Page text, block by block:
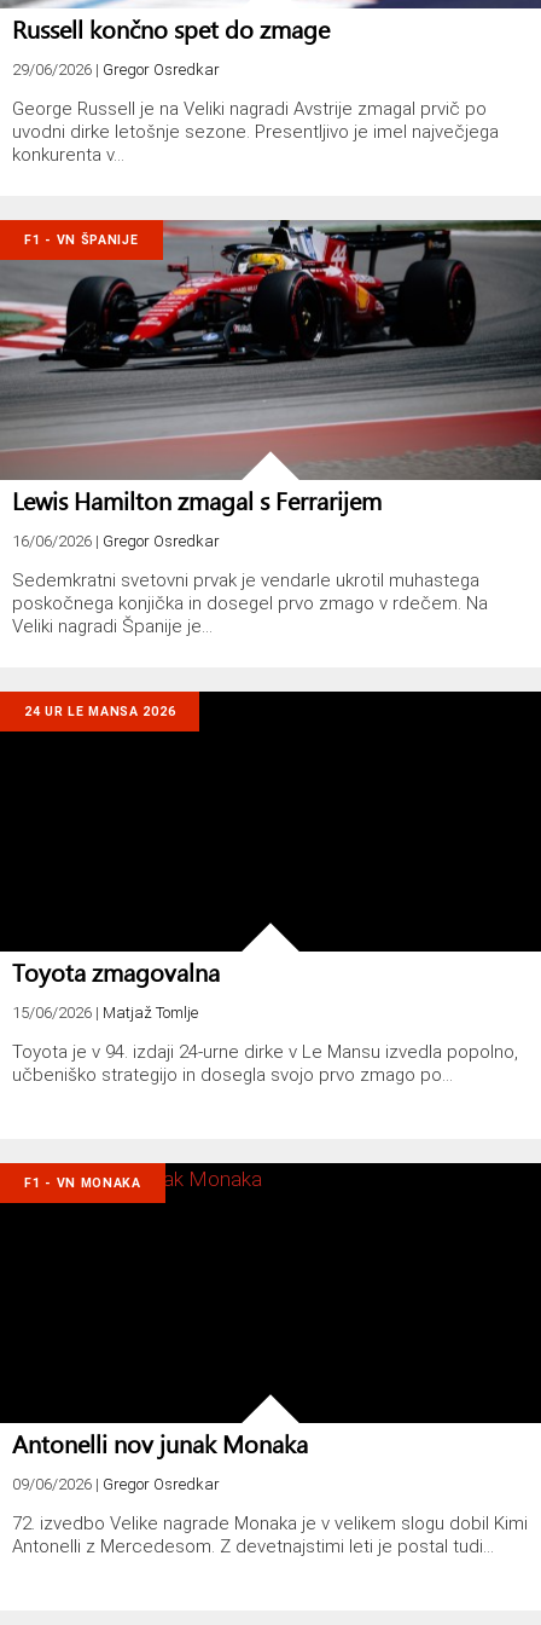
Russell končno spet do zmage
29/06/2026 | Gregor Osredkar
George Russell je na Veliki nagradi Avstrije zmagal prvič po
uvodni dirke letošnje sezone. Presentljivo je imel največjega
konkurenta v…
F1 - VN ŠPANIJE
Lewis Hamilton zmagal s Ferrarijem
16/06/2026 | Gregor Osredkar
Sedemkratni svetovni prvak je vendarle ukrotil muhastega
poskočnega konjička in dosegel prvo zmago v rdečem. Na
Veliki nagradi Španije je…
24 UR LE MANSA 2026
Toyota zmagovalna
15/06/2026 | Matjaž Tomlje
Toyota je v 94. izdaji 24-urne dirke v Le Mansu izvedla popolno,
učbeniško strategijo in dosegla svojo prvo zmago po…
F1 - VN MONAKA
Antonelli nov junak Monaka
09/06/2026 | Gregor Osredkar
72. izvedbo Velike nagrade Monaka je v velikem slogu dobil Kimi
Antonelli z Mercedesom. Z devetnajstimi leti je postal tudi…